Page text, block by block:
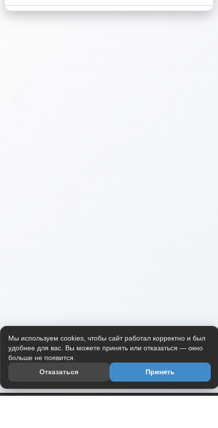
Мы используем cookies, чтобы сайт работал корректно и был
удобнее для вас. Вы можете принять или отказаться — окно
больше не появится.
Отказаться
Принять